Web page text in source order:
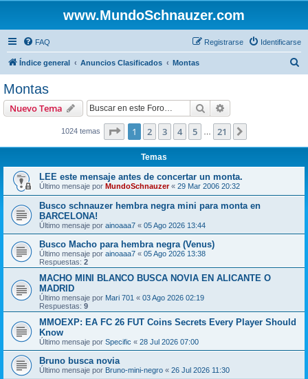
www.MundoSchnauzer.com
FAQ Identificarse
Registrarse
Índice general Anuncios Clasificados Montas
Montas
Nuevo Tema Buscar
1024 temas Página de 21
1 2 3 4 5 21
Temas
LEE este mensaje antes de concertar un monta.
Último mensaje por MundoSchnauzer« 29 Mar 2006 20:32
Busco schnauzer hembra negra mini para monta en
BARCELONA!
Último mensaje por ainoaaa7 « 05 Ago 2026 13:44
Busco Macho para hembra negra (Venus)
Último mensaje por ainoaaa7 « 05 Ago 2026 13:38
Respuestas: 2
MACHO MINI BLANCO BUSCA NOVIA EN ALICANTE O
MADRID
Último mensaje por Mari 701 « 03 Ago 2026 02:19
Respuestas: 9
MMOEXP: EA FC 26 FUT Coins Secrets Every Player Should
Know
Último mensaje por Specific « 28 Jul 2026 07:00
Bruno busca novia
Último mensaje por Bruno-mini-negro « 26 Jul 2026 11:30